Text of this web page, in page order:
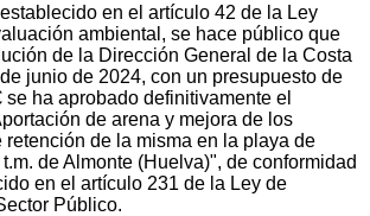
en el artículo 42 de la Ley
ambiental, se hace público que
de la Dirección General de la Costa
junio de 2024, con un presupuesto de
se ha aprobado definitivamente el
de arena y mejora de los
retención de la misma en la playa de
de Almonte (Huelva)", de conformidad
en el artículo 231 de la Ley de
Público.